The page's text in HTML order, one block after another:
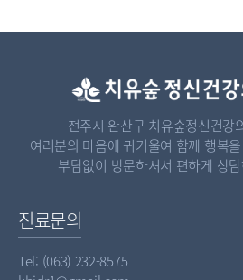
전주시 완산구 치유숲정신건강
여러분의 마음에 귀기울여 함께 행복
부담없이 방문하셔서 편하게 상
진료문의
Tel: (063) 232-8575